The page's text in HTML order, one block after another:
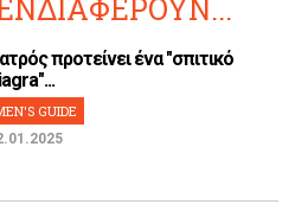
προτείνει ένα "σπιτικό
GUIDE